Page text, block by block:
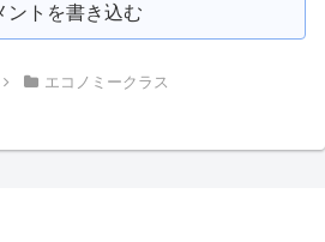
ントを書き込む
エコノミークラス